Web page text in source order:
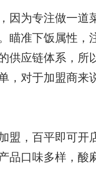
因为专注做一道
瞄准下饭属性，
供应链体系，所
，对于加盟商来
盟，百平即可开
品口味多样，酸